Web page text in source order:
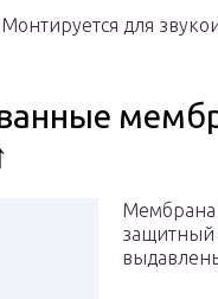
для
Мембрана
защитный